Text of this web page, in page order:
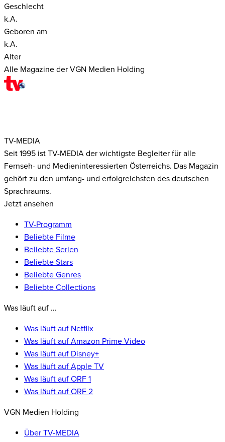
Geschlecht
k.A.
Geboren am
k.A.
Alter
Alle Magazine der VGN Medien Holding
TV-MEDIA
Seit 1995 ist TV-MEDIA der wichtigste Begleiter für alle
Fernseh- und Medieninteressierten Österreichs. Das Magazin
gehört zu den umfang- und erfolgreichsten des deutschen
Sprachraums.
Jetzt ansehen
TV-Programm
Beliebte Filme
Beliebte Serien
Beliebte Stars
Beliebte Genres
Beliebte Collections
Was läuft auf …
Was läuft auf Netflix
Was läuft auf Amazon Prime Video
Was läuft auf Disney+
Was läuft auf Apple TV
Was läuft auf ORF 1
Was läuft auf ORF 2
VGN Medien Holding
Über TV-MEDIA